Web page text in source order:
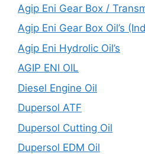
Agip Eni Gear Box /
Agip Eni Gear Box Oil’s
Agip Eni Hydrolic Oil’s
AGIP ENI OIL
Diesel Engine Oil
Dupersol ATF
Dupersol Cutting Oil
Dupersol EDM Oil